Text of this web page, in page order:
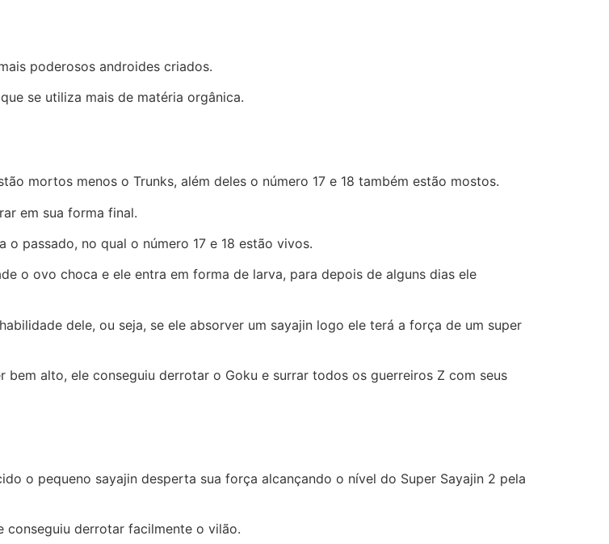
poderosos androides criados.
se utiliza mais de matéria orgânica.
mortos menos o Trunks, além deles o número 17 e 18 também estão mostos.
em sua forma final.
passado, no qual o número 17 e 18 estão vivos.
o ovo choca e ele entra em forma de larva, para depois de alguns dias ele
dele, ou seja, se ele absorver um sayajin logo ele terá a força de um super
alto, ele conseguiu derrotar o Goku e surrar todos os guerreiros Z com seus
o pequeno sayajin desperta sua força alcançando o nível do Super Sayajin 2 pela
conseguiu derrotar facilmente o vilão.